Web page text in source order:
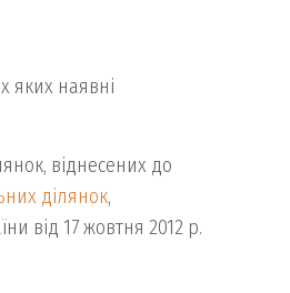
яких наявні
віднесених до
ділянок,
від 17 жовтня 2012 р.